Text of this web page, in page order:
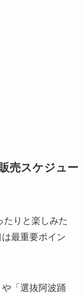
売スケジュー
たりと楽しみた
最重要ポイン
「選抜阿波踊